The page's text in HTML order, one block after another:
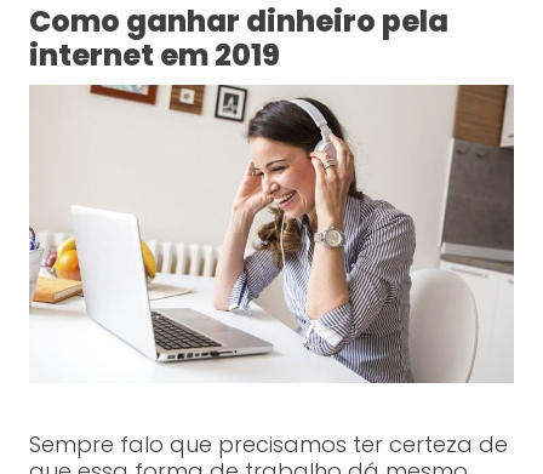
Como ganhar dinheiro pela
internet em 2019
Sempre falo que precisamos ter certeza de